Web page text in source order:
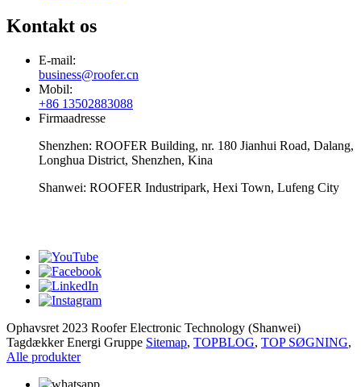
Kontakt os
E-mail:
business@roofer.cn
Mobil:
+86 13502883088
Firmaadresse
Shenzhen: ROOFER Building, nr. 180 Jianhui Road, Dalang,
Longhua District, Shenzhen, Kina
Shanwei: ROOFER Industripark, Hexi Town, Lufeng City
Ophavsret 2023 Roofer Electronic Technology (Shanwei)
Tagdækker Energi Gruppe Sitemap, TOPBLOG, TOP SØGNING,
Alle produkter